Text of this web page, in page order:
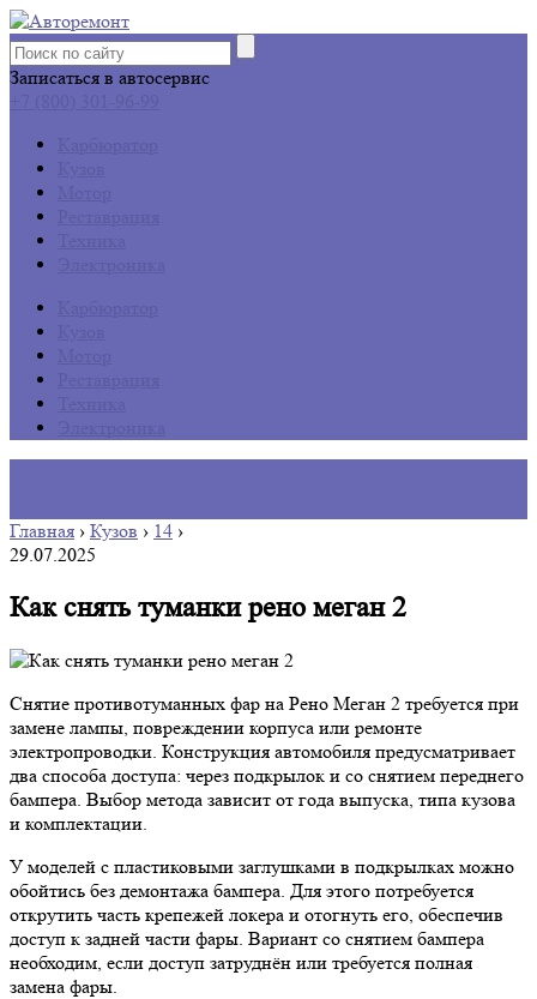
Записаться в автосервис
Главная › Кузов › 14 ›
29.07.2025
Как снять туманки рено меган 2
Снятие противотуманных фар на Рено Меган 2 требуется при
замене лампы, повреждении корпуса или ремонте
электропроводки. Конструкция автомобиля предусматривает
два способа доступа: через подкрылок и со снятием переднего
бампера. Выбор метода зависит от года выпуска, типа кузова
и комплектации.
У моделей с пластиковыми заглушками в подкрылках можно
обойтись без демонтажа бампера. Для этого потребуется
открутить часть крепежей локера и отогнуть его, обеспечив
доступ к задней части фары. Вариант со снятием бампера
необходим, если доступ затруднён или требуется полная
замена фары.